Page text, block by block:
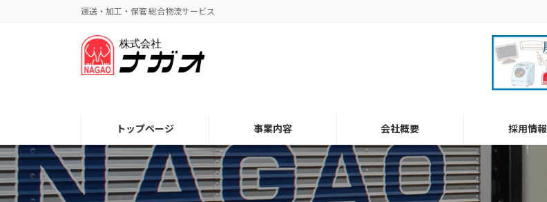
プ
動
運送・加工・保管 総合物流サービス
トップページ 事業内容 会社概要 採用情報